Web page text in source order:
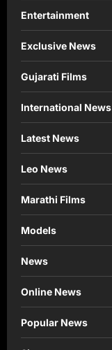
Entertainment
Exclusive News
Gujarati Films
International News
Latest News
Leo News
Marathi Films
Models
News
Online News
Popular News